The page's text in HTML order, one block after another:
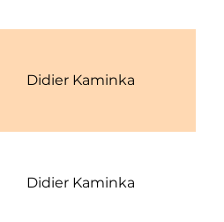
Didier Kaminka
Didier Kaminka